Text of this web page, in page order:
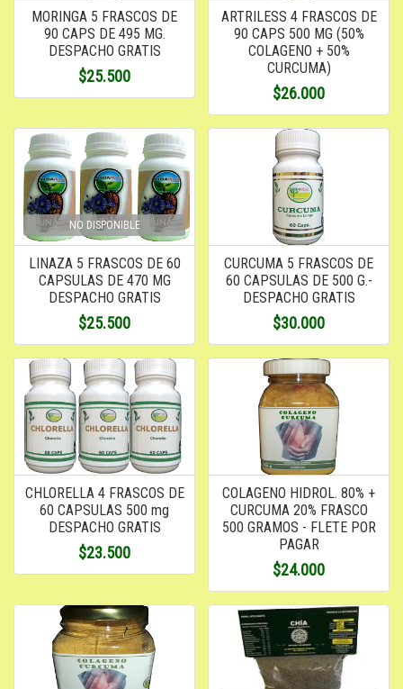
MORINGA 5 FRASCOS DE
90 CAPS DE 495 MG.
DESPACHO GRATIS
$25.500
ARTRILESS 4 FRASCOS DE
90 CAPS 500 MG (50%
COLAGENO + 50%
CURCUMA)
$26.000
NO DISPONIBLE
LINAZA 5 FRASCOS DE 60
CAPSULAS DE 470 MG
DESPACHO GRATIS
$25.500
CURCUMA 5 FRASCOS DE
60 CAPSULAS DE 500 G.-
DESPACHO GRATIS
$30.000
CHLORELLA 4 FRASCOS DE
60 CAPSULAS 500 mg
DESPACHO GRATIS
$23.500
COLAGENO HIDROL. 80% +
CURCUMA 20% FRASCO
500 GRAMOS - FLETE POR
PAGAR
$24.000